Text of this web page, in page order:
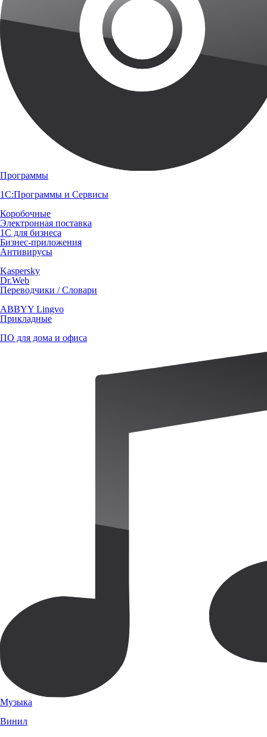
Программы
1С:Программы и Сервисы
Коробочные
Электронная поставка
1С для бизнеса
Бизнес-приложения
Антивирусы
Kaspersky
Dr.Web
Переводчики / Словари
ABBYY Lingvo
Прикладные
ПО для дома и офиса
Музыка
Винил